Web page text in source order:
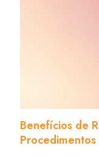
Benefícios de